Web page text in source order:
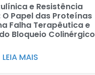
e Resistência
Papel das Proteínas
Falha Terapêutica e
Bloqueio Colinérgico
LEIA MAIS